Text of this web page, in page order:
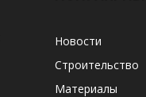
Новости
Строительство
Материалы